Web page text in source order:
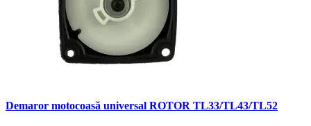
Demaror motocoasă universal ROTOR TL33/TL43/TL52